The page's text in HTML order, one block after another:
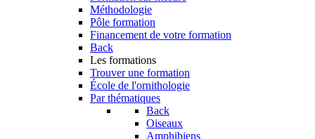
Méthodologie
Pôle formation
Financement de votre formation
Back
Les formations
Trouver une formation
École de l'ornithologie
Par thématiques
Back
Oiseaux
Amphibiens